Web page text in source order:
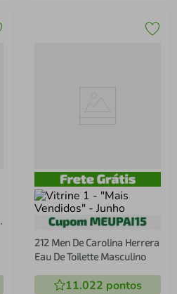
212 Men De Carolina Herrera
Eau De Toilette Masculino
11.022 pontos